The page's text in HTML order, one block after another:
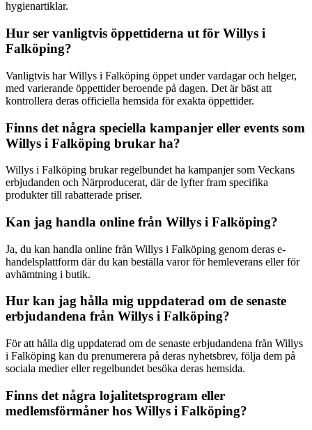
hygienartiklar.
Hur ser vanligtvis öppettiderna ut för Willys i
Falköping?
Vanligtvis har Willys i Falköping öppet under vardagar och helger,
med varierande öppettider beroende på dagen. Det är bäst att
kontrollera deras officiella hemsida för exakta öppettider.
Finns det några speciella kampanjer eller events som
Willys i Falköping brukar ha?
Willys i Falköping brukar regelbundet ha kampanjer som Veckans
erbjudanden och Närproducerat, där de lyfter fram specifika
produkter till rabatterade priser.
Kan jag handla online från Willys i Falköping?
Ja, du kan handla online från Willys i Falköping genom deras e-
handelsplattform där du kan beställa varor för hemleverans eller för
avhämtning i butik.
Hur kan jag hålla mig uppdaterad om de senaste
erbjudandena från Willys i Falköping?
För att hålla dig uppdaterad om de senaste erbjudandena från Willys
i Falköping kan du prenumerera på deras nyhetsbrev, följa dem på
sociala medier eller regelbundet besöka deras hemsida.
Finns det några lojalitetsprogram eller
medlemsförmåner hos Willys i Falköping?